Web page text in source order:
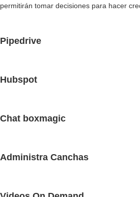
permitirán tomar decisiones para hacer
Pipedrive
Hubspot
Chat boxmagic
Administra Canchas